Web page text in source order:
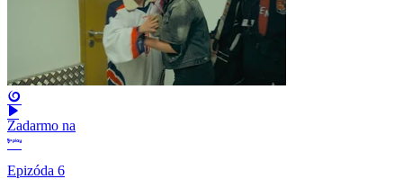
Zadarmo na
Epizóda 6